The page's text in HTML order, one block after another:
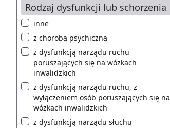
Rodzaj dysfunkcji lub schorzenia
inne
z chorobą psychiczną
z dysfunkcją narządu ruchu
poruszających się na wózkach
inwalidzkich
z dysfunkcją narządu ruchu, z
wyłączeniem osób poruszających się na
wózkach inwalidzkich
z dysfunkcją narządu słuchu